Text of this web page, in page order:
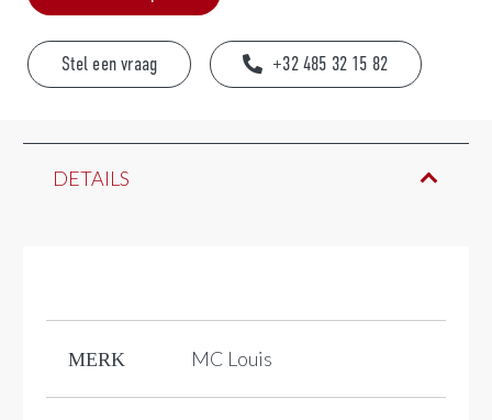
Stel een vraag +32 485 32 15 82
DETAILS
MERK MC Louis